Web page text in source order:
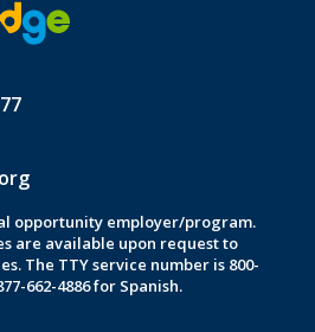
opportunity employer/program.
are available upon request to
The TTY service number is 800-
662-4886 for Spanish.